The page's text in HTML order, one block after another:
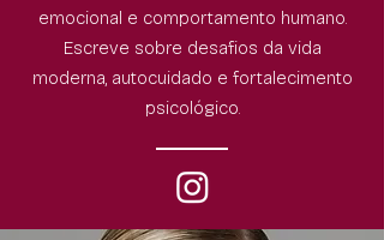
emocional e comportamento humano.
Escreve sobre desafios da vida
moderna, autocuidado e fortalecimento
psicológico.